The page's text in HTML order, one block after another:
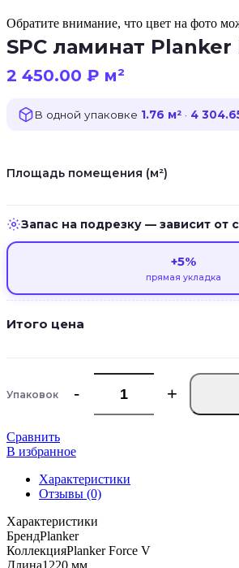
Обратите внимание, что цвет на фото
SPC ламинат
2 450.00 ₽ м²
В одной упаковке 1.76 м² · 4
Площадь помещения (м²)
Запас на подрезку — зависит от
+5%
прямая укладка
Итого цена
Упаковок
Сравнить
В избранное
Характеристики
Отзывы (0)
Характеристики
БрендPlanker
КоллекцияPlanker Force V
Длина1220 мм